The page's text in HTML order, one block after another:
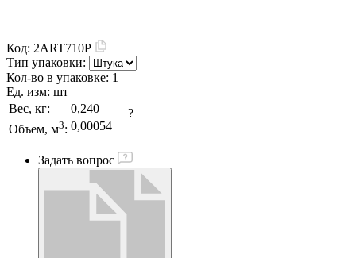
Код: 2ART710P
Тип упаковки:
Кол-во в упаковке: 1
Ед. изм: шт
Вес, кг:
0,240
Объем, м3: 0,00054
?
Задать вопрос